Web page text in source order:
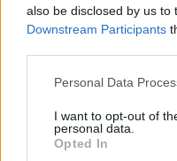
also be disclosed by us to
Downstream Participants
Please note that this
not limited to your visit or
grant or deny consent to
use your data for below
Personal Data
I want to opt-out of
personal data.
Opted In
ΚΟΣΜΟΣ
πυρετός για τα
6/08/2026 - 11:07πμ